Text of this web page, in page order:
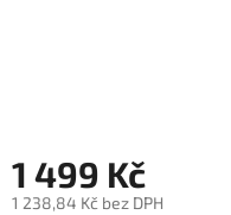
1 499 Kč
1 238,84 Kč bez DPH